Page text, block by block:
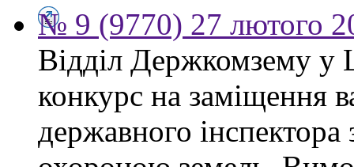
№ 9 (9770) 27 лютого
Відділ Держкомзему у
конкурс на заміщення
державного